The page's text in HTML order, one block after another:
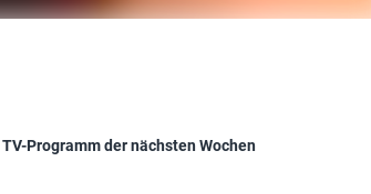
Programm der nächsten Wochen